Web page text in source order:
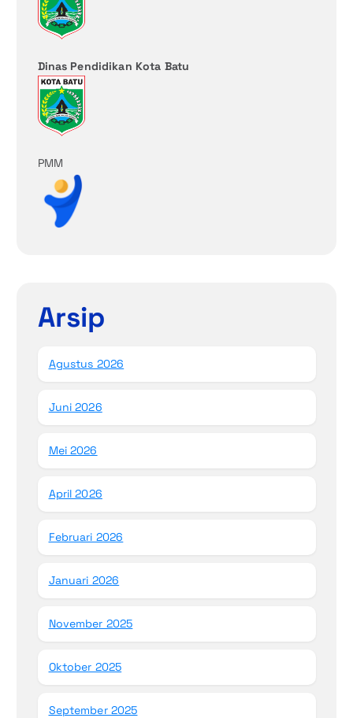
Dinas Pendidikan Kota Batu
PMM
Arsip
Agustus 2026
Juni 2026
Mei 2026
April 2026
Februari 2026
Januari 2026
November 2025
Oktober 2025
September 2025